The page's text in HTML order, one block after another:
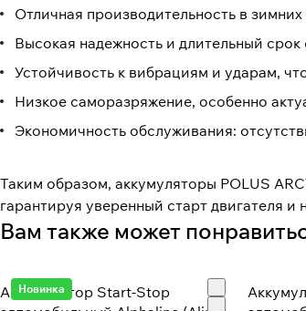
Отличная производительность в
Высокая надежность и длительный
Устойчивость к вибрациям и ударам,
Низкое саморазряжение, особенно
Экономичность обслуживания:
Таким образом, аккумуляторы POLUS
гарантируя уверенный старт двигателя
Вам также может
Новинка
Аккумулятор Start-Stop